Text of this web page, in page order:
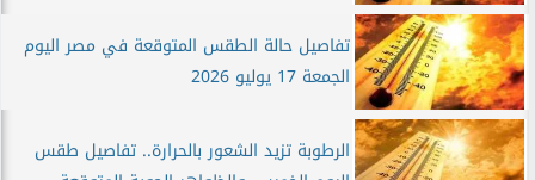
تفاصيل حالة الطقس المتوقعة في مصر اليوم
الجمعة 17 يوليو 2026
الرطوبة تزيد الشعور بالحرارة.. تفاصيل طقس